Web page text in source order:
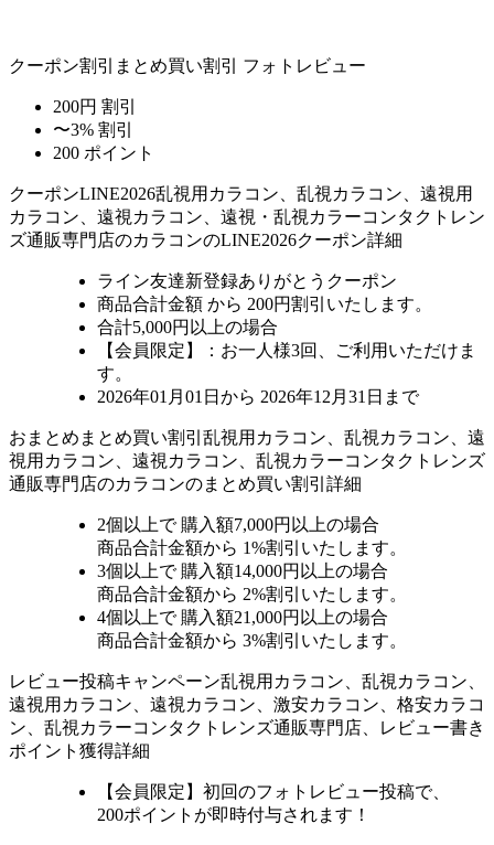
クーポン割引 まとめ買い割引 フォトレビュー
200円 割引
〜3% 割引
200 ポイント
クーポンLINE2026乱視用カラコン、乱視カラコン、遠視用
カラコン、遠視カラコン、遠視・乱視カラーコンタクトレン
ズ通販専門店のカラコンのLINE2026クーポン詳細
ライン友達新登録ありがとうクーポン
商品合計金額 から 200円割引 いたします。
合計5,000円以上の場合
【会員限定】：お一人様3回
、ご利用いただけま
す。
2026年01月01日から 2026年12月31日まで
おまとめ まとめ買い割引 乱視用カラコン、乱視カラコン、遠
視用カラコン、遠視カラコン、乱視カラーコンタクトレンズ
通販専門店のカラコンのまとめ買い割引詳細
2個 以上で 購入額7,000円以上の場合
商品合計金額から 1%割引いたします。
3個 以上で 購入額14,000円以上の場合
商品合計金額から 2%割引いたします。
4個 以上で 購入額21,000円以上の場合
商品合計金額から 3%割引いたします。
レビュー投稿キャンペーン乱視用カラコン、乱視カラコン、
遠視用カラコン、遠視カラコン、激安カラコン、格安カラコ
ン、乱視カラーコンタクトレンズ通販専門店、レビュー書き
ポイント獲得詳細
【会員限定】初回のフォトレビュー投稿で、
200ポイント が即時付与されます！